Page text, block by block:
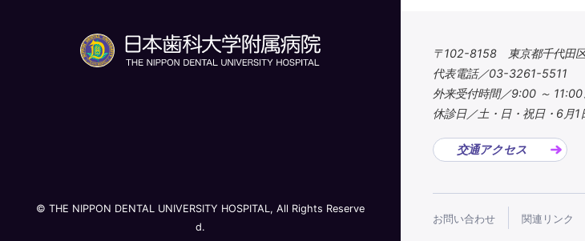
〒102-8158 東京都千代田
代表電話／03-3261-5511
外来受付時間／9:00 ～
休診日／土・日・祝日・6月1
交通アクセス
お問い合わせ 関連リンク
© THE NIPPON DENTAL UNIVERSITY HOSPITAL, All Rights Reserve
d.